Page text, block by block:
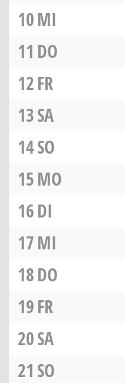
10MI
11 DO
12FR
13SA
14SO
15MO
16DI
17MI
18DO
19FR
20SA
21 SO